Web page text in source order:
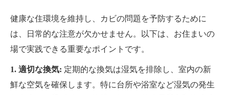
健康な住環境を維持し、カビの問題を予防するために
は、日常的な注意が欠かせません。以下は、お住まいの
場で実践できる重要なポイントです。
1. 適切な換気: 定期的な換気は湿気を排除し、室内の新
鮮な空気を確保します。特に台所や浴室など湿気の発生